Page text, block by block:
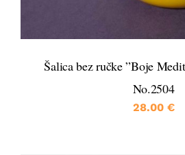
Šalica bez ručke ”Boje
No.2504
28.00 €